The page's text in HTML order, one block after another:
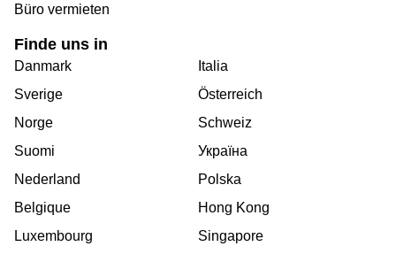
Büro vermieten
Finde uns in
Danmark
Sverige
Norge
Suomi
Nederland
Belgique
Luxembourg
Italia
Österreich
Schweiz
Україна
Polska
Hong Kong
Singapore